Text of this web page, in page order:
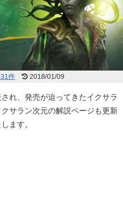
件 2018/01/09
れ、発売が迫ってきたイクサラ
サラン次元の解説ページも更新
ます。